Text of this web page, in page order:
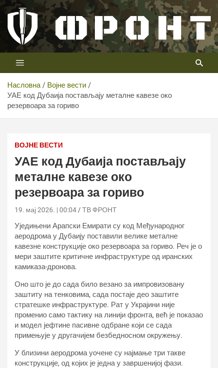
Скип
цонтент
Телевизија ФРОНТ
Први војни канал у Србији
Насловна
Војне вести
УАЕ код Дубаија постављају металне кавезе око
резервоара за гориво
ВОЈНЕ ВЕСТИ
УАЕ код Дубаија постављају
металне кавезе око
резервоара за гориво
19. мај 2026. | 00:04 ТВ ФРОНТ
Уједињени Арапски Емирати су код Међународног
аеродрома у Дубаију поставили велике металне
кавезне конструкције око резервоара за гориво. Реч је о
мери заштите критичне инфраструктуре од иранских
камиказа-дронова.
Оно што је до сада било везано за импровизовану
заштиту на тенковима, сада постаје део заштите
стратешке инфраструктуре. Рат у Украјини није
променио само тактику на линији фронта, већ је показао
и модел јефтине пасивне одбране који се сада
примењује у другачијем безбедносном окружењу.
У близини аеродрома уочене су најмање три такве
конструкције, од којих је једна у завршенијој фази.